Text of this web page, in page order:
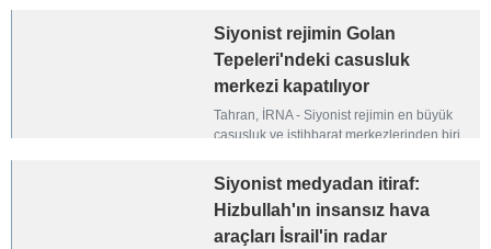
Siyonist rejimin Golan
Tepeleri'ndeki casusluk
merkezi kapatılıyor
Tahran, İRNA - Siyonist rejimin en büyük
casusluk ve istihbarat merkezlerinden biri,
ardından kapanma aşamasına geldi.
Siyonist medyadan itiraf:
Hizbullah'ın insansız hava
araçları İsrail'in radar